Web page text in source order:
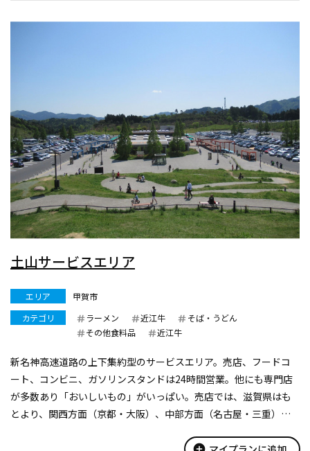
土山サービスエリア
エリア
甲賀市
カテゴリ
ラーメン 近江牛
そば・うどん
その他食料品
近江牛
新名神高速道路の上下集約型のサービスエリア。売店、フードコ
ート、コンビニ、ガソリンスタンドは24時間営業。他にも専門店
が多数あり「おいしいもの」がいっぱい。売店では、滋賀県はも
とより、関西方面（京都・大阪）、中部方面（名古屋・三重）の